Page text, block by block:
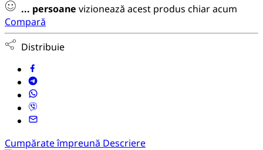
... persoane vizionează acest produs chiar acum
Compară
Distribuie
Cumpărate împreună Descriere